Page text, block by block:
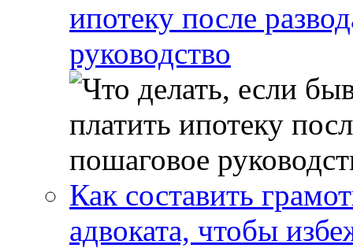
ипотеку после
руководство
Как составить
адвоката, чтобы